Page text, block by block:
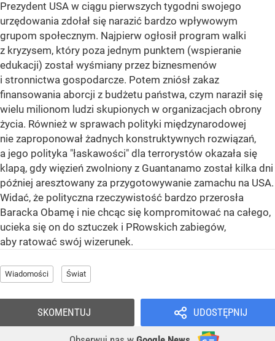
Prezydent USA w ciągu pierwszych tygodni swojego
urzędowania zdołał się narazić bardzo wpływowym
grupom społecznym. Najpierw ogłosił program walki
z kryzysem, który poza jednym punktem (wspieranie
edukacji) został wyśmiany przez biznesmenów
i stronnictwa gospodarcze. Potem zniósł zakaz
finansowania aborcji z budżetu państwa, czym naraził się
wielu milionom ludzi skupionych w organizacjach obrony
życia. Również w sprawach polityki międzynarodowej
nie zaproponował żadnych konstruktywnych rozwiązań,
a jego polityka "łaskawości" dla terrorystów okazała się
klapą, gdy więzień zwolniony z Guantanamo został kilka dni
później aresztowany za przygotowywanie zamachu na USA.
Widać, że polityczna rzeczywistość bardzo przerosła
Baracka Obamę i nie chcąc się kompromitować na całego,
ucieka się on do sztuczek i PRowskich zabiegów,
aby ratować swój wizerunek.
Wiadomości Świat
UDOSTĘPNIJ
SKOMENTUJ